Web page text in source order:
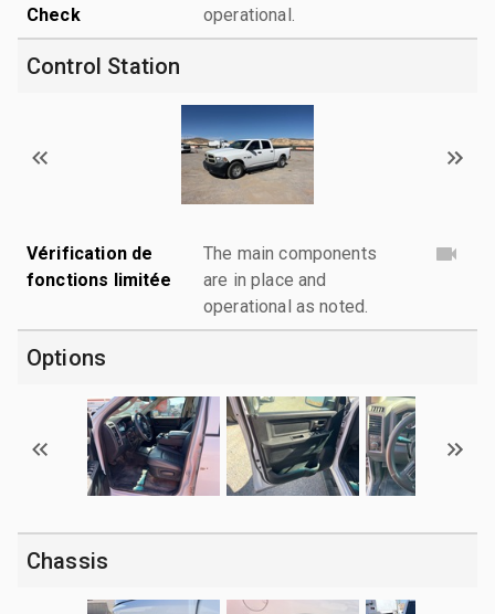
Check
operational.
Control Station
Vérification de
fonctions limitée
The main components
are in place and
operational as noted.
Options
Chassis